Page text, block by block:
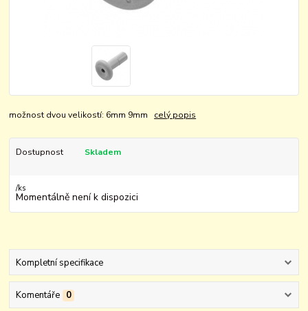
možnost dvou velikostí: 6mm 9mm celý popis
Dostupnost Skladem
/ks
Momentálně není k dispozici
Kompletní specifikace
Komentáře 0